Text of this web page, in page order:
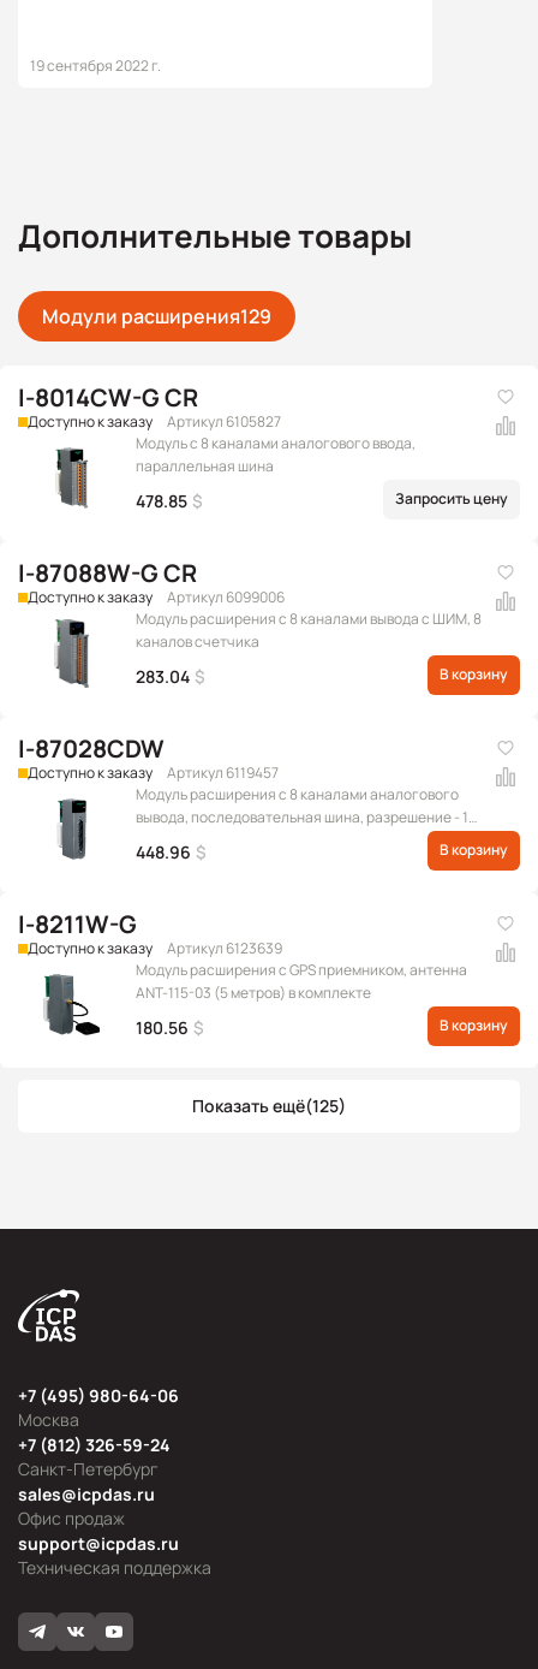
19 сентября 2022 г.
Дополнительные товары
Модули расширения129
I-8014CW-G CR
Доступно к заказу
Артикул 6105827
Модуль с 8 каналами аналогового ввода,
параллельная шина
478.85 $ Запросить цену
I-87088W-G CR
Доступно к заказу
Артикул 6099006
Модуль расширения c 8 каналами вывода с ШИМ, 8
каналов счетчика
283.04 $ В корзину
I-87028CDW
Доступно к заказу
Артикул 6119457
Модуль расширения с 8 каналами аналогового
вывода, последовательная шина, разрешение - 12
бит, с межканальной изоляцией (Диапазон
выходных сигналов: 0 ~ +20 мА, +4 ~ +20 мА)
448.96 $ В корзину
I-8211W-G
Доступно к заказу
Артикул 6123639
Модуль расширения с GPS приемником, антенна
ANT-115-03 (5 метров) в комплекте
180.56 $ В корзину
Показать ещё(125)
Москва
+7 (495) 980-64-06
Офис продаж
sales@icpdas.ru
Санкт-Петербург
+7 (812) 326-59-24
Техническая поддержка
support@icpdas.ru